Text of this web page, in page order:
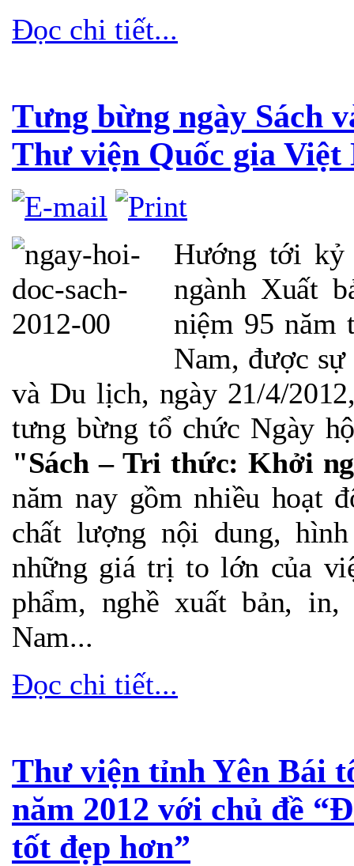
Đọc chi tiết...
Tưng bừng ngày Sách
Thư viện Quốc gia Việt
Hướng tới kỷ
ngành Xuất
niệm 95 năm
Nam, được
và Du lịch, ngày 21/4/
tưng bừng tổ chức Ngày
"Sách – Tri thức: Khởi
năm nay gồm nhiều hoạt
chất lượng nội dung,
những giá trị to lớn của
phẩm, nghề xuất bản,
Nam...
Đọc chi tiết...
Thư viện tỉnh Yên Bái
năm 2012 với chủ đề
tốt đẹp hơn”